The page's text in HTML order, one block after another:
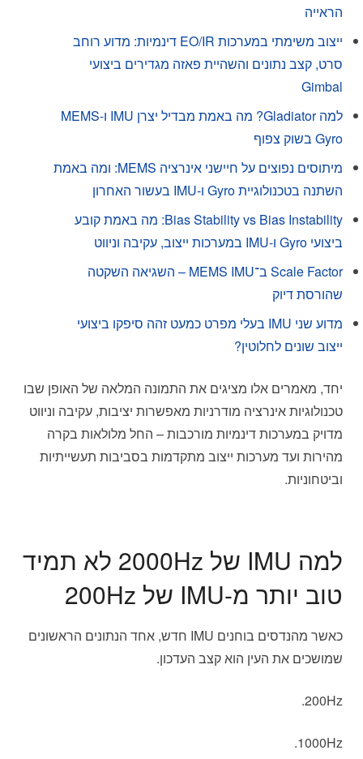
הראייה
ייצוב משימתי במערכות EO/IR דינמיות: מדוע רוחב
סרט, קצב נתונים והשהיית פאזה מגדירים ביצועי
Gimbal
למה Gladiator? מה באמת מבדיל יצרן IMU ו-MEMS
Gyro בשוק צפוף
מיתוסים נפוצים על חיישני אינרציה MEMS: ומה באמת
השתנה בטכנולוגיית Gyro ו-IMU בעשור האחרון
Bias Stability vs Bias Instability: מה באמת קובע
ביצועי Gyro ו-IMU במערכות ייצוב, עקיבה וניווט
Scale Factor ב־MEMS IMU – השגיאה השקטה
שהורסת דיוק
מדוע שני IMU בעלי מפרט כמעט זהה סיפקו ביצועי
ייצוב שונים לחלוטין?
יחד, מאמרים אלו מציגים את התמונה המלאה של האופן שבו
טכנולוגיות אינרציה מודרניות מאפשרות יציבות, עקיבה וניווט
מדויק במערכות דינמיות מורכבות – החל מלולאות בקרה
מהירות ועד מערכות ייצוב מתקדמות בסביבות תעשייתיות
וביטחוניות.
למה IMU של 2000Hz לא תמיד
טוב יותר מ-IMU של 200Hz
כאשר מהנדסים בוחנים IMU חדש, אחד הנתונים הראשונים
שמושכים את העין הוא קצב העדכון.
200Hz.
1000Hz.